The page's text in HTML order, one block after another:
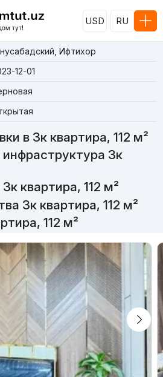
USD RU
Ифтихор
12-01
в 3к квартира, 112 м²
3к
квартира, 112 м²
3к квартира, 112 м²
112 м²